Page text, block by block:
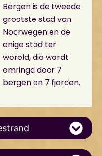
Bergen is de tweede
grootste stad van
Noorwegen en de
enige stad ter
wereld, die wordt
omringd door 7
bergen en 7 fjorden.